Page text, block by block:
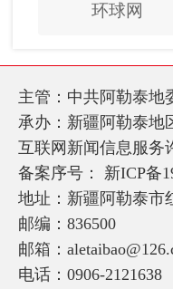
环球网
主管：中共阿勒泰地
承办：新疆阿勒泰地
互联网新闻信息服务
备案序号： 新ICP备
地址：新疆阿勒泰市
邮编：836500
邮箱：
电话：0906-2121638